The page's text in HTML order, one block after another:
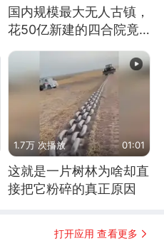
国内规模最大无人古镇，
花50亿新建的四合院竟
1.7万 次播放 01:01
这就是一片树林为啥却直
接把它粉碎的真正原因
打开应用 查看更多